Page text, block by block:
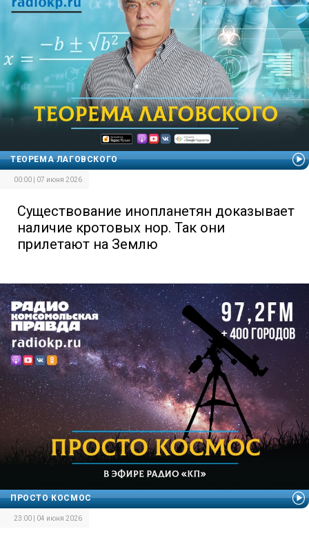
ТЕОРЕМА ЛАГОВСКОГО
00:00 | 07 июня 2026
Существование инопланетян доказывает
наличие кротовых нор. Так они
прилетают на Землю
ПРОСТО КОСМОС
23:00 | 04 июня 2026